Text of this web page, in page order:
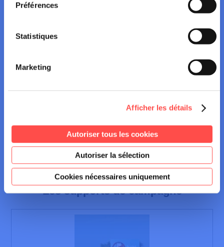
Préférences
Statistiques
Marketing
Afficher les détails
Autoriser tous les cookies
Autoriser la sélection
Cookies nécessaires uniquement
ont un usage plus élevé du téléphone (pour
conduisent que les autres conducteurs. Ils ont
donc plus de risques d’être impliqués dans
comprenant un poster de sensibilisation, un
quiz en ligne, ainsi qu’une charte à signer
pour un bon usage du téléphone au volant.
Les supports de campagne